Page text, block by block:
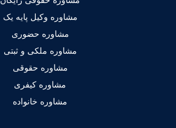
مشاوره وکیل پایه یک
مشاوره حضوری
مشاوره ملکی و ثبتی
مشاوره حقوقی
مشاوره کیفری
مشاوره خانواده